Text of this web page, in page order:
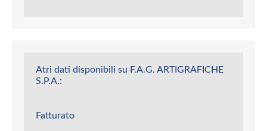
Atri dati disponibili su F.A.G. ARTIGRAFICHE
S.P.A.:
Fatturato